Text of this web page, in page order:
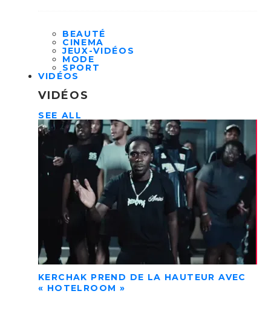
BEAUTÉ
CINEMA
JEUX-VIDÉOS
MODE
SPORT
VIDÉOS
VIDÉOS
SEE ALL
KERCHAK PREND DE LA HAUTEUR AVEC
« HOTELROOM »